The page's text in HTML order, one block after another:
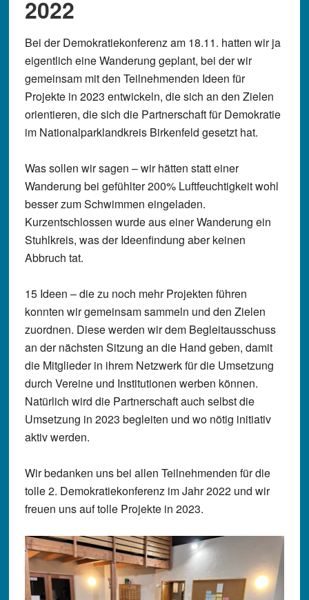
2022
Bei der Demokratiekonferenz am 18.11. hatten wir ja
eigentlich eine Wanderung geplant, bei der wir
gemeinsam mit den Teilnehmenden Ideen für
Projekte in 2023 entwickeln, die sich an den Zielen
orientieren, die sich die Partnerschaft für Demokratie
im Nationalparklandkreis Birkenfeld gesetzt hat.
Was sollen wir sagen – wir hätten statt einer
Wanderung bei gefühlter 200% Luftfeuchtigkeit wohl
besser zum Schwimmen eingeladen.
Kurzentschlossen wurde aus einer Wanderung ein
Stuhlkreis, was der Ideenfindung aber keinen
Abbruch tat.
15 Ideen – die zu noch mehr Projekten führen
konnten wir gemeinsam sammeln und den Zielen
zuordnen. Diese werden wir dem Begleitausschuss
an der nächsten Sitzung an die Hand geben, damit
die Mitglieder in ihrem Netzwerk für die Umsetzung
durch Vereine und Institutionen werben können.
Natürlich wird die Partnerschaft auch selbst die
Umsetzung in 2023 begleiten und wo nötig initiativ
aktiv werden.
Wir bedanken uns bei allen Teilnehmenden für die
tolle 2. Demokratiekonferenz im Jahr 2022 und wir
freuen uns auf tolle Projekte in 2023.